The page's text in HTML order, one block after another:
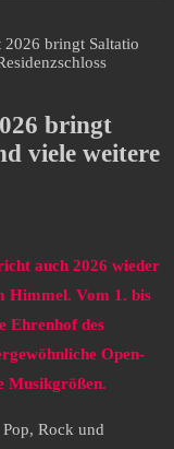
2026 bringt Saltatio
bringt
viele weitere
auch 2026 wieder
Himmel. Vom 1. bis
Ehrenhof des
Open-
Musikgrößen.
Rock und